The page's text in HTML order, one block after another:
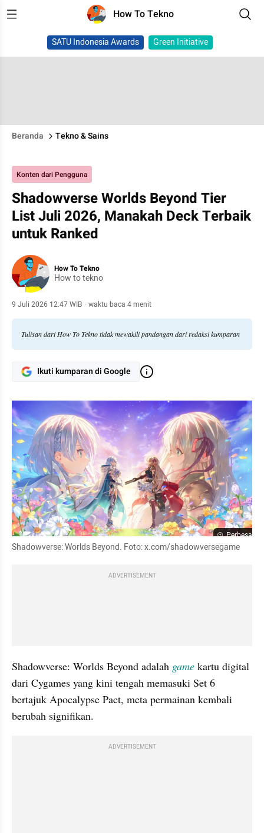
How To Tekno
SATU Indonesia Awards Green Initiative
Beranda Tekno & Sains
Konten dari Pengguna
Shadowverse Worlds Beyond Tier
List Juli 2026, Manakah Deck Terbaik
untuk Ranked
How To Tekno
How to tekno
9 Juli 2026 12:47 WIB · waktu baca 4 menit
Tulisan dari How To Tekno tidak mewakili pandangan dari redaksi kumparan
Ikuti kumparan di Google
Perbesar
Shadowverse: Worlds Beyond. Foto: x.com/shadowversegame
ADVERTISEMENT
Shadowverse: Worlds Beyond adalah game kartu digital
dari Cygames yang kini tengah memasuki Set 6
bertajuk Apocalypse Pact, meta permainan kembali
berubah signifikan.
ADVERTISEMENT